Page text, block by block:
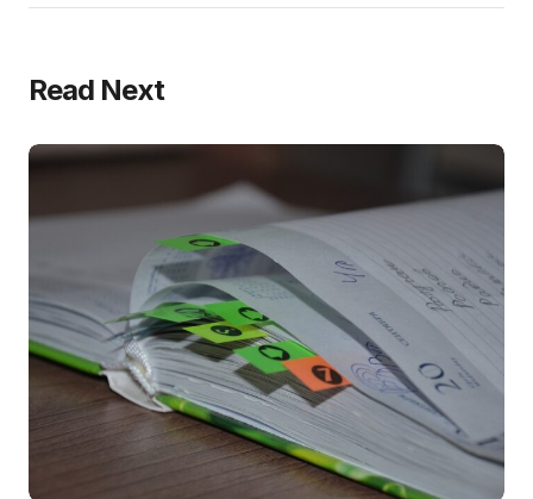
Read Next